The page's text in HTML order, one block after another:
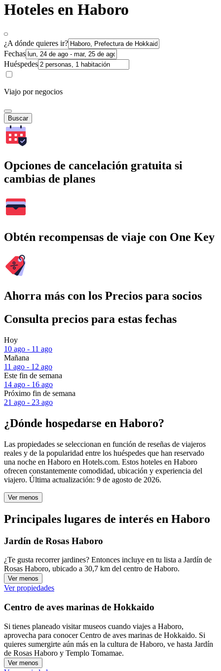
Hoteles en Haboro
¿A dónde quieres ir?
Fechas
Huéspedes
Viajo por negocios
Buscar
Opciones de cancelación gratuita si
cambias de planes
Obtén recompensas de viaje con One Key
Ahorra más con los Precios para socios
Consulta precios para estas fechas
Hoy
10 ago - 11 ago
Mañana
11 ago - 12 ago
Este fin de semana
14 ago - 16 ago
Próximo fin de semana
21 ago - 23 ago
¿Dónde hospedarse en Haboro?
Las propiedades se seleccionan en función de reseñas de viajeros
reales y de la popularidad entre los huéspedes que han reservado
una noche en Haboro en Hotels.com. Estos hoteles en Haboro
ofrecen constantemente comodidad, ubicación y experiencia del
viajero. Última actualización: 9 de agosto de 2026.
Ver menos
Principales lugares de interés en Haboro
Jardín de Rosas Haboro
¿Te gusta recorrer jardines? Entonces incluye en tu lista a Jardín de
Rosas Haboro, ubicado a 30,7 km del centro de Haboro.
Ver menos
Ver propiedades
Centro de aves marinas de Hokkaido
Si tienes planeado visitar museos cuando viajes a Haboro,
aprovecha para conocer Centro de aves marinas de Hokkaido. Si
quieres sumergirte aún más en la cultura de Haboro, ve hasta Jardín
de Rosas Haboro y Templo Tomamae.
Ver menos